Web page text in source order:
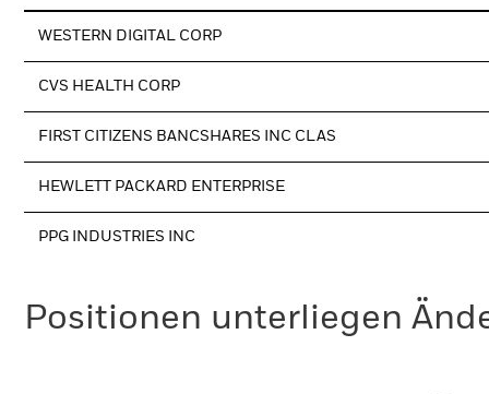
WESTERN DIGITAL CORP
CVS HEALTH CORP
FIRST CITIZENS BANCSHARES INC CLAS
HEWLETT PACKARD ENTERPRISE
PPG INDUSTRIES INC
Positionen unterliegen